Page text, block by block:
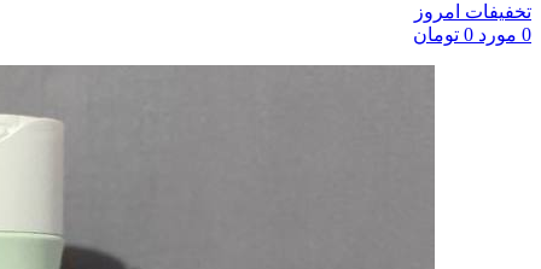
تخفیفات امروز
0 مورد 0 تومان